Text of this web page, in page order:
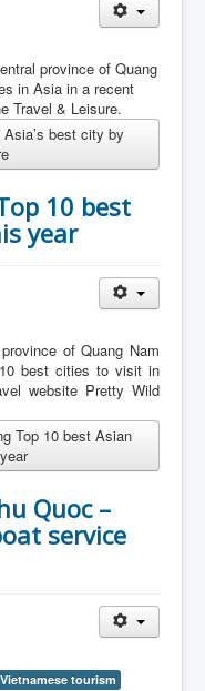
province of Quang
in Asia in a recent
Travel & Leisure.
best city by
10 best
year
of Quang Nam
best cities to visit in
website Pretty Wild
Top 10 best Asian
Quoc –
service
Vietnamese tourism